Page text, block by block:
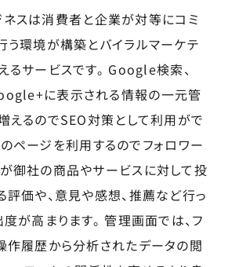
スは消費者と企業が対等にコミ
う環境が構築とバイラルマーケテ
るサービスです。 Google検索、
に表示される情報の一元管
えるのでSEO対策として利用がで
ページを利用するのでフォロワー
御社の商品やサービスに対して投
評価や、意見や感想、推薦など行っ
が高まります。 管理画面では、フ
作履歴から分析されたデータの閲